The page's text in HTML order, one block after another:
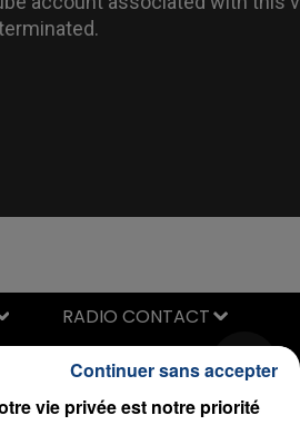
TIMBERLAKE
RADIO CONTACT
vie privée est notre priorité
Continuer sans accepter